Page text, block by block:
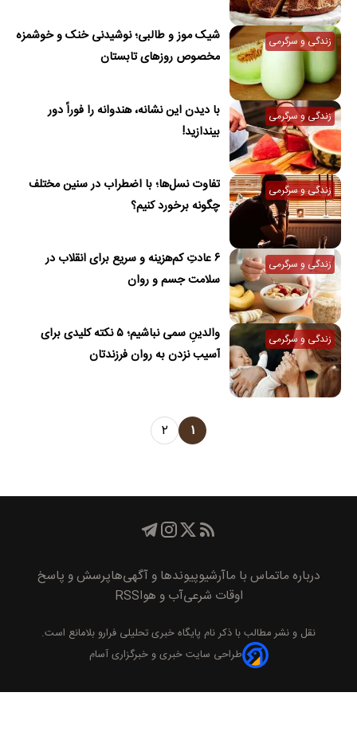
زندگی و سرگرمی
شیک موز و طالبی؛ نوشیدنی خنک و خوشمزه
مخصوص روزهای تابستان
زندگی و سرگرمی
با دیدن این نشانه، هندوانه را فوراً دور
بیندازید!
زندگی و سرگرمی
تفاوت نسل‌ها؛ با اضطراب در سنین مختلف
چگونه برخورد کنیم؟
زندگی و سرگرمی
۶ عادتِ کم‌هزینه و سریع برای انقلاب در
سلامت جسم و روان
زندگی و سرگرمی
والدینِ سمی نباشیم؛ ۵ نکته کلیدی برای
آسیب نزدن به روان فرزندتان
۱ ۲
درباره ماتماس با ماآرشیوپیوند‌ها و آگهی‌هاپرسش و پاسخ
اوقات شرعیآب و هواRSS
نقل و نشر مطالب با ذکر نام پايگاه خبری تحليلی فرارو بلامانع است.
طراحی سایت خبری و خبرگزاری آسام